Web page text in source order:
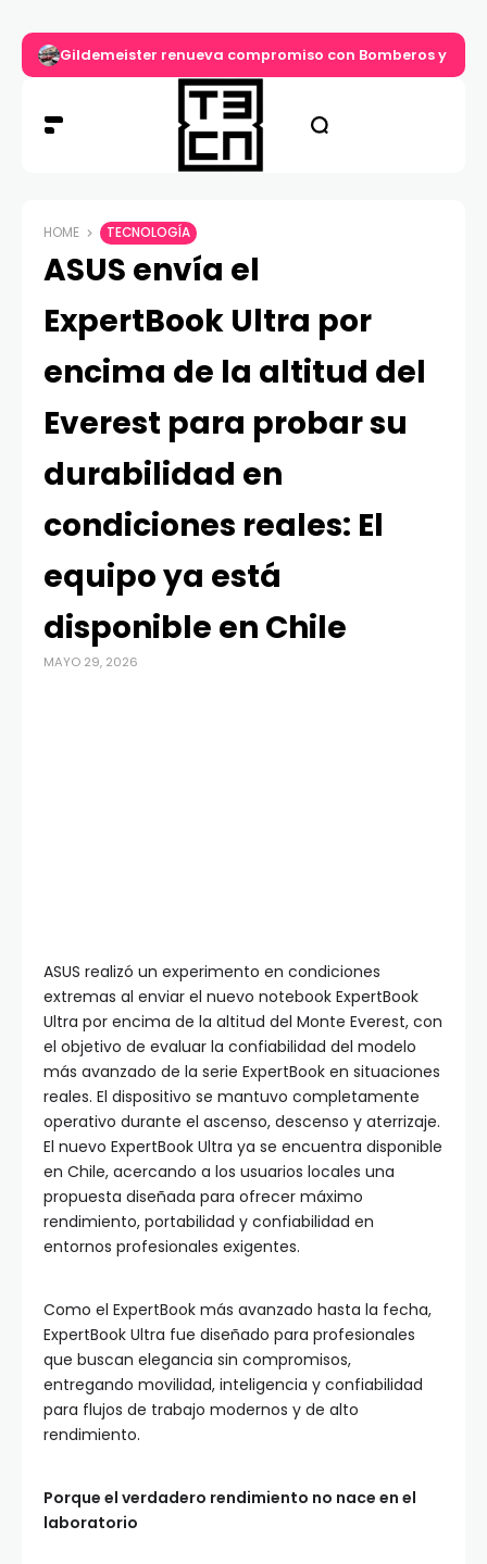
Gildemeister renueva compromiso con Bomberos y
HOME TECNOLOGÍA
ASUS envía el
ExpertBook Ultra por
encima de la altitud del
Everest para probar su
durabilidad en
condiciones reales: El
equipo ya está
disponible en Chile
MAYO 29, 2026
ASUS realizó un experimento en condiciones
extremas al enviar el nuevo notebook ExpertBook
Ultra por encima de la altitud del Monte Everest, con
el objetivo de evaluar la confiabilidad del modelo
más avanzado de la serie ExpertBook en situaciones
reales. El dispositivo se mantuvo completamente
operativo durante el ascenso, descenso y aterrizaje.
El nuevo ExpertBook Ultra ya se encuentra disponible
en Chile, acercando a los usuarios locales una
propuesta diseñada para ofrecer máximo
rendimiento, portabilidad y confiabilidad en
entornos profesionales exigentes.
Como el ExpertBook más avanzado hasta la fecha,
ExpertBook Ultra fue diseñado para profesionales
que buscan elegancia sin compromisos,
entregando movilidad, inteligencia y confiabilidad
para flujos de trabajo modernos y de alto
rendimiento.
Porque el verdadero rendimiento no nace en el
laboratorio